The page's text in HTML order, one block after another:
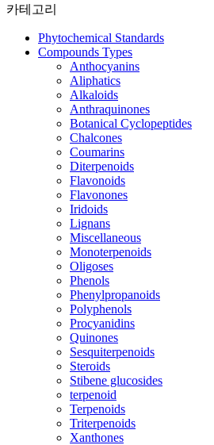
카테고리
Phytochemical Standards
Compounds Types
Anthocyanins
Aliphatics
Alkaloids
Anthraquinones
Botanical Cyclopeptides
Chalcones
Coumarins
Diterpenoids
Flavonoids
Flavonones
Iridoids
Lignans
Miscellaneous
Monoterpenoids
Oligoses
Phenols
Phenylpropanoids
Polyphenols
Procyanidins
Quinones
Sesquiterpenoids
Steroids
Stibene glucosides
terpenoid
Terpenoids
Triterpenoids
Xanthones